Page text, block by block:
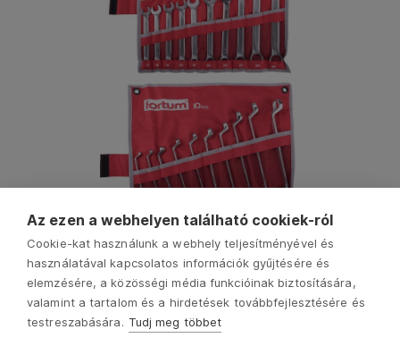
Az ezen a webhelyen található cookiek-ról
Cookie-kat használunk a webhely teljesítményével és
használatával kapcsolatos információk gyűjtésére és
elemzésére, a közösségi média funkcióinak biztosítására,
valamint a tartalom és a hirdetések továbbfejlesztésére és
testreszabására. Tudj meg többet